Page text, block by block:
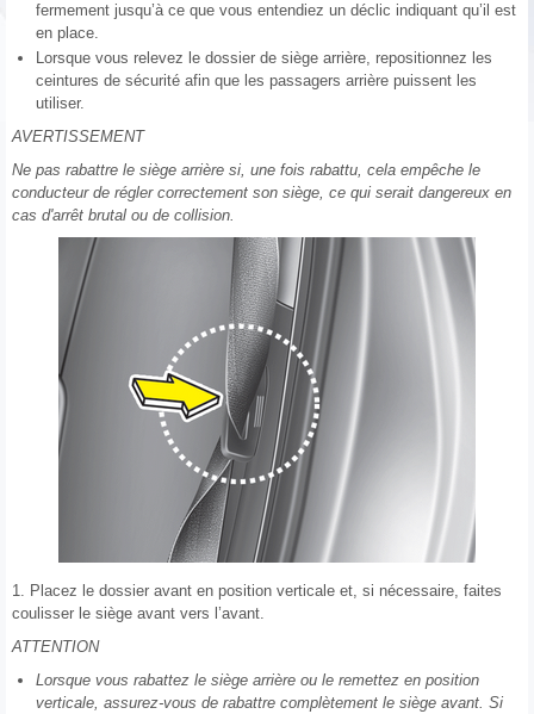
fermement jusqu’à ce que vous entendiez un déclic indiquant qu’il est
en place.
Lorsque vous relevez le dossier de siège arrière, repositionnez les
ceintures de sécurité afin que les passagers arrière puissent les
utiliser.
AVERTISSEMENT
Ne pas rabattre le siège arrière si, une fois rabattu, cela empêche le
conducteur de régler correctement son siège, ce qui serait dangereux en
cas d'arrêt brutal ou de collision.
1. Placez le dossier avant en position verticale et, si nécessaire, faites
coulisser le siège avant vers l’avant.
ATTENTION
Lorsque vous rabattez le siège arrière ou le remettez en position
verticale, assurez-vous de rabattre complètement le siège avant. Si